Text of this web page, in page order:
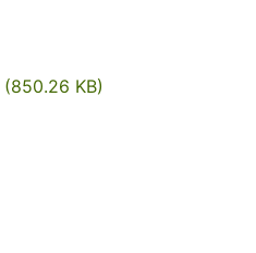
(850.26 KB)